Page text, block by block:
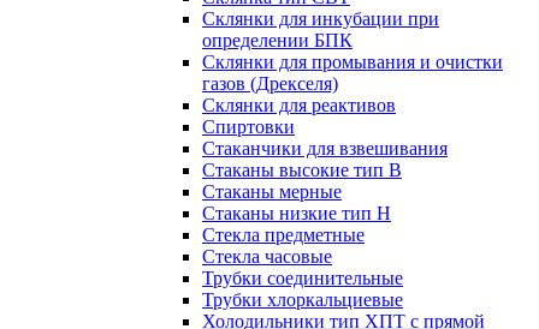
Склянки для инкубации при
определении БПК
Склянки для промывания и очистки
газов (Дрекселя)
Склянки для реактивов
Спиртовки
Стаканчики для взвешивания
Стаканы высокие тип В
Стаканы мерные
Стаканы низкие тип Н
Стекла предметные
Стекла часовые
Трубки соединительные
Трубки хлоркальциевые
Холодильники тип ХПТ с прямой